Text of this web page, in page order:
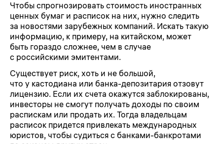
Чтобы спрогнозировать стоимость иностранных
ценных бумаг и расписок на них, нужно следить
за новостями зарубежных компаний. Искать такую
информацию, к примеру, на китайском, может
быть гораздо сложнее, чем в случае
с российскими эмитентами.
Существует риск, хоть и не большой,
что у кастодиана или банка-депозитария отзовут
лицензию. Если их счета окажутся заблокированы,
инвесторы не смогут получать доходы по своим
распискам или продать их. Тогда владельцам
расписок придется привлекать международных
юристов, чтобы судиться с банками-банкротами